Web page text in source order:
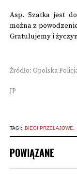
Asp. Szatka jest
można z
Gratulujemy i
Żródło: Opolska
JP
TAGI: BIEGI PRZEŁAJOWE
POWIĄZANE